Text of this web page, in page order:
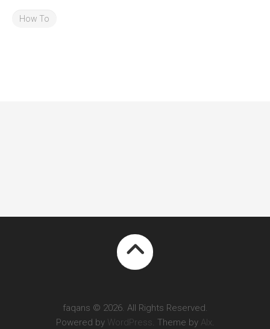
How To
faqans © 2026. All Rights Reserved.
Powered by WordPress. Theme by Alx.